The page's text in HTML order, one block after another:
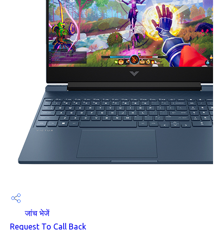
जांच भेजें
Request To Call Back